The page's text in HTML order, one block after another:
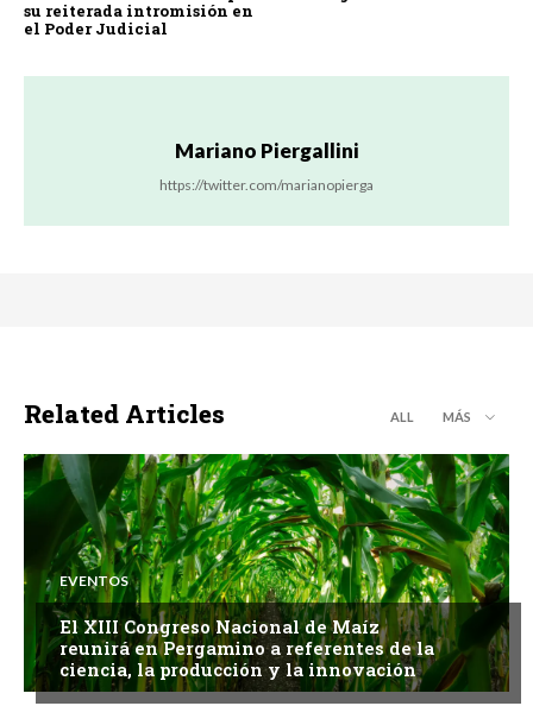
su reiterada intromisión en
el Poder Judicial
Mariano Piergallini
https://twitter.com/marianopierga
Related Articles ALL MÁS
EVENTOS
El XIII Congreso Nacional de Maíz
reunirá en Pergamino a referentes de la
ciencia, la producción y la innovación